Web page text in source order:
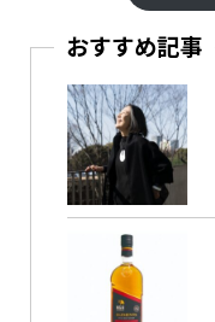
おすすめ記事